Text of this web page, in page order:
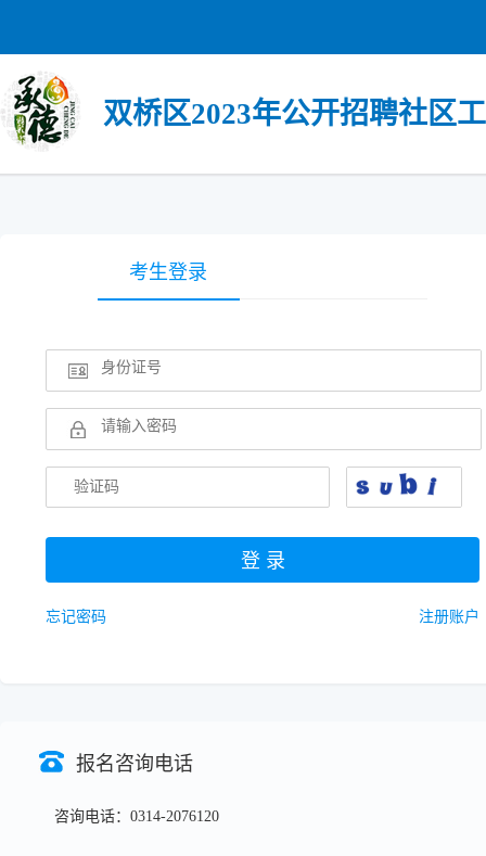
双桥区2023年公开招聘社区
考生登录
注册账户
忘记密码
报名咨询电话
咨询电话：0314-2076120